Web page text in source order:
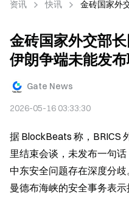
资讯 快讯 金砖国家外
金砖国家外交部
伊朗争端未能发
Gate News
2026-05-16 03:33:30
据 BlockBeats 称，BRICS
里结束会谈，未发布一句
中东安全问题存在深度分
曼德布海峡的安全事务表